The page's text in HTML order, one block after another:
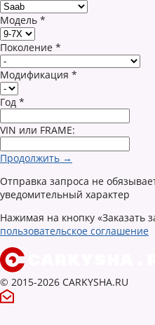
Модель *
Поколение *
Модификация *
Год *
VIN или FRAME:
Продолжить →
Отправка запроса не
уведомительный характер
Нажимая на кнопку «Заказать
пользовательское соглашение
© 2015-2026 CARKYSHA.RU